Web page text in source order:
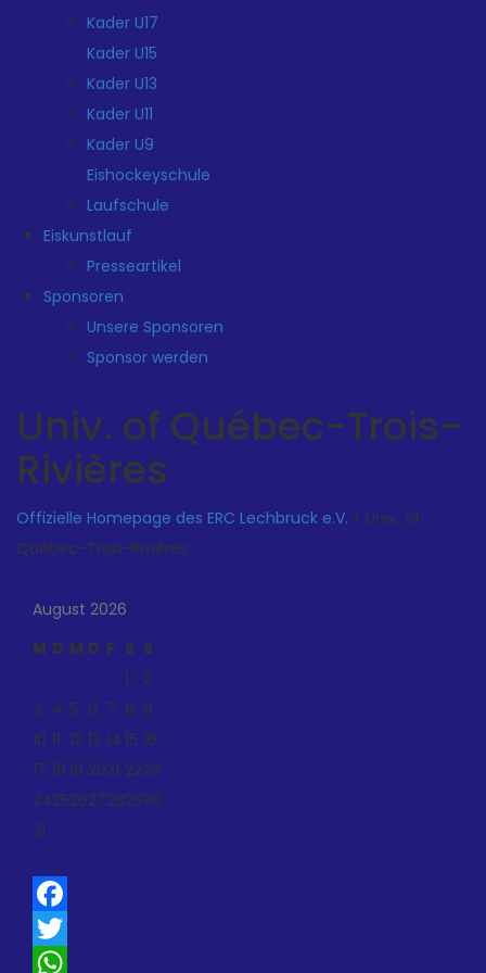
Kader U17
Kader U15
Kader U13
Kader U11
Kader U9
Eishockeyschule
Laufschule
Eiskunstlauf
Presseartikel
Sponsoren
Unsere Sponsoren
Sponsor werden
Univ. of Québec-Trois-
Rivières
Offizielle Homepage des ERC Lechbruck e.V. > Univ. of
Québec-Trois-Rivières
August 2026
M D M D F S S
1
2
3 4 5 6 7 8 9
10 11 12 13 14 15 16
17 18 19 2021 2223
24252627282930
31
Facebook
Twitter